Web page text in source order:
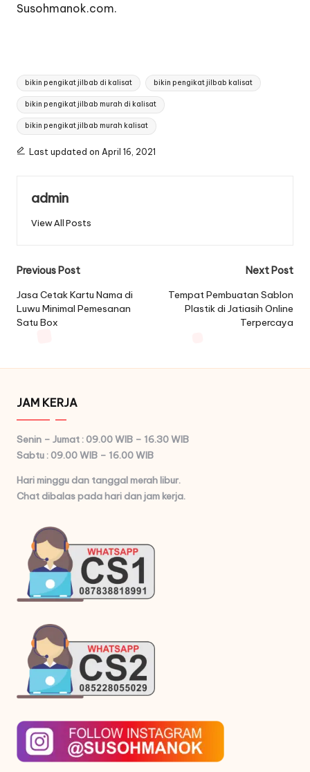
Susohmanok.com.
Tags:
bikin pengikat jilbab di kalisat bikin pengikat jilbab kalisat
bikin pengikat jilbab murah di kalisat
bikin pengikat jilbab murah kalisat
Last updated on April 16, 2021
admin
View All Posts
Post
navigation
Previous Post
Jasa Cetak Kartu Nama di
Luwu Minimal Pemesanan
Satu Box
Next Post
Tempat Pembuatan Sablon
Plastik di Jatiasih Online
Terpercaya
JAM KERJA
Senin – Jumat : 09.00 WIB – 16.30 WIB
Sabtu : 09.00 WIB – 16.00 WIB
Hari minggu dan tanggal merah libur.
Chat dibalas pada hari dan jam kerja.